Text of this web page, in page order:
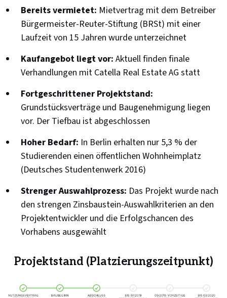
Dokumente
Bereits vermietet: Mietvertrag mit dem Betreiber
Bürgermeister-Reuter-Stiftung (BRSt) mit einer
Laufzeit von 15 Jahren wurde unterzeichnet
Kaufangebot liegt vor: Aktuell finden finale
Verhandlungen mit Catella Real Estate AG statt
Fortgeschrittener Projektstand:
Grundstücksverträge und Baugenehmigung liegen
vor. Der Tiefbau ist abgeschlossen
Hoher Bedarf: In Berlin erhalten nur 5,3 % der
Studierenden einen öffentlichen Wohnheimplatz
(Deutsches Studentenwerk 2016)
Strenger Auswahlprozess: Das Projekt wurde nach
den strengen Zinsbaustein-Auswahlkriterien an den
Projektentwickler und die Erfolgschancen des
Vorhabens ausgewählt
Projektstand (Platzierungszeitpunkt)